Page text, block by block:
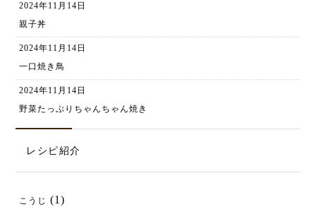
2024年11月14日
親子丼
2024年11月14日
一口焼き鳥
2024年11月14日
野菜たっぷりちゃんちゃん焼き
レシピ紹介
こうじ (1)